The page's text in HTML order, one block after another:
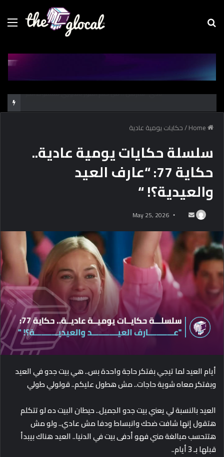
Menu
/حكايات يومية عادية
سلسلة حكايات يومية عادية..
حكاية 77: “عارف العيد
والعيدية؟! “
n
d
a
n
May 25, 2026
أيام العيد لما تيجي بفتكر حاجة واحدة بس.. هي بيت جدو في العيد
وبفتكر معاه شوية حاجات.. مش هطول عليكم.. قولولي طولي
العيدبالنسبة لييعني بيت جدو الجميل.. حيطان البيت ده لو تتكلم
هتقول إنها شافت ضحك وانبساط ودفا مش عادي.. ولو مش
هتتحسب مبالغة مني فهو أدفى بيت في الدنيا.. العيد هناك بيبدأ
قبلها بـ 3 أيام..